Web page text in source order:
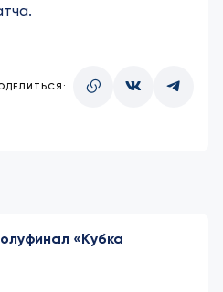
«Кубка